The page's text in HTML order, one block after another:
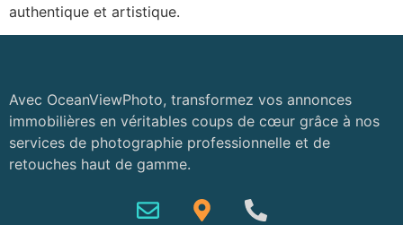
authentique et artistique.
Avec OceanViewPhoto, transformez vos annonces
immobilières en véritables coups de cœur grâce à nos
services de photographie professionnelle et de
retouches haut de gamme.